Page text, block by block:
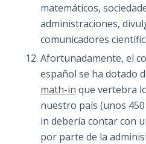
matemáticos,
administraciones,
comunicadores
Afortunadamente, el
español se ha dotado
math-in que vertebra
nuestro país (unos
in debería contar con
por parte de la